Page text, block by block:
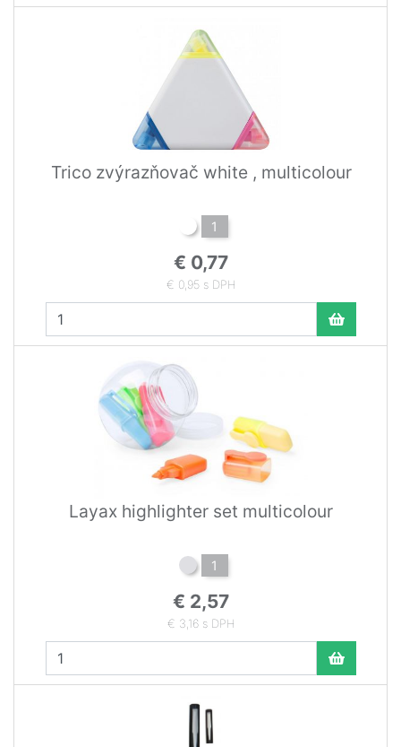
Trico zvýrazňovač white , multicolour
1
€ 0,77
€ 0,95 s DPH
Layax highlighter set multicolour
1
€ 2,57
€ 3,16 s DPH